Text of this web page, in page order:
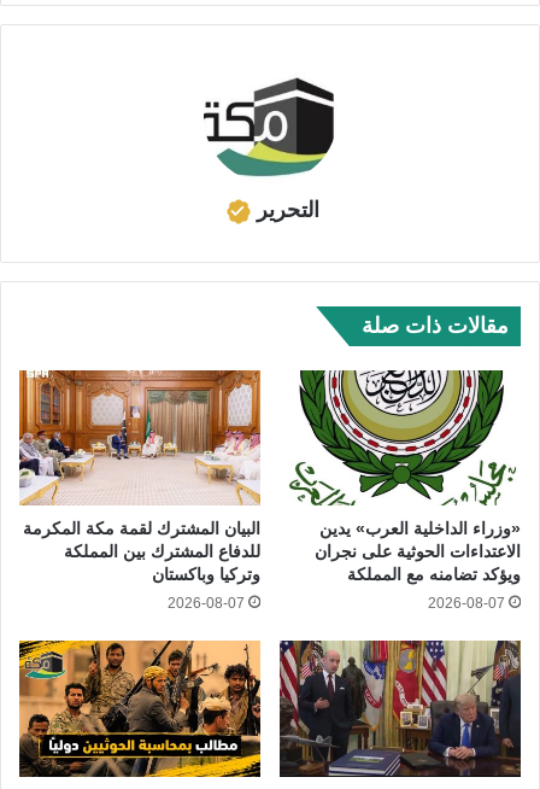
التحرير
مقالات ذات صلة
«وزراء الداخلية العرب» يدين
الاعتداءات الحوثية على نجران
ويؤكد تضامنه مع المملكة
2026-08-07
البيان المشترك لقمة مكة المكرمة
للدفاع المشترك بين المملكة
وتركيا وباكستان
2026-08-07